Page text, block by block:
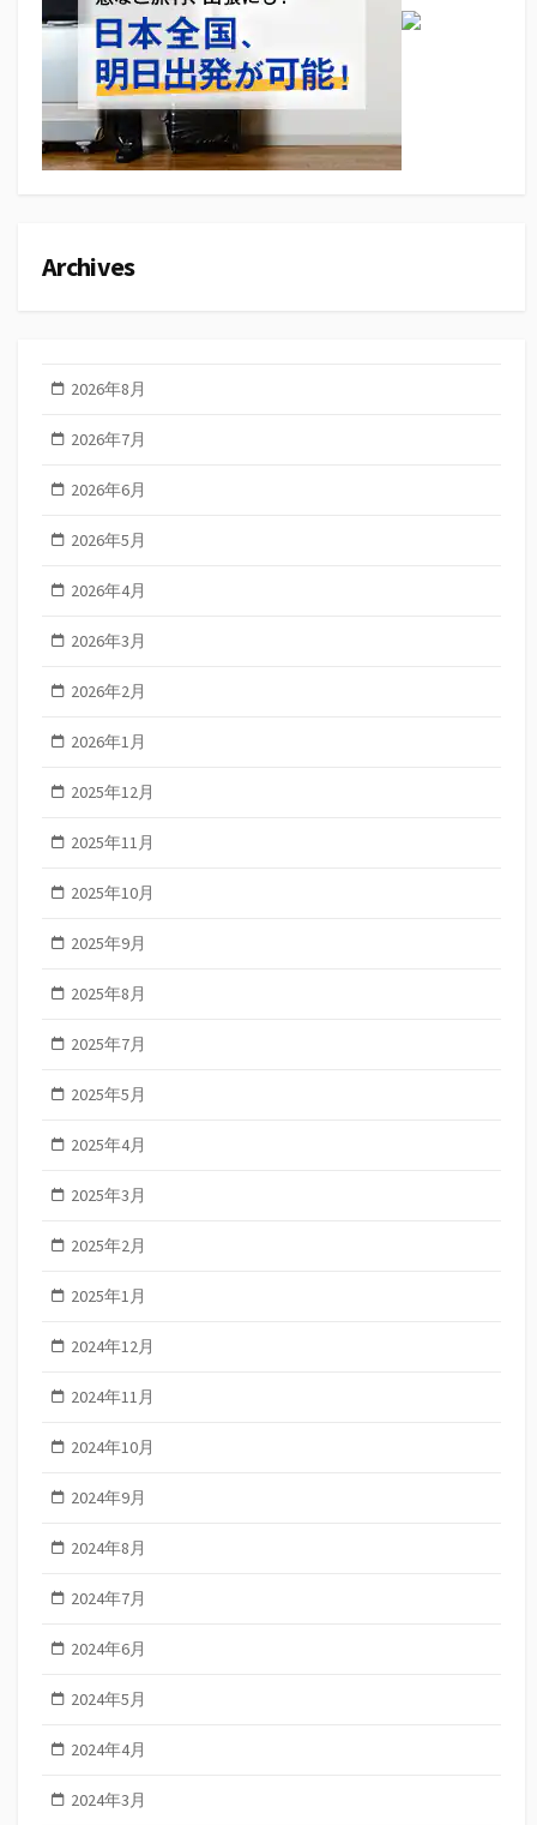
Archives
2026年8月
2026年7月
2026年6月
2026年5月
2026年4月
2026年3月
2026年2月
2026年1月
2025年12月
2025年11月
2025年10月
2025年9月
2025年8月
2025年7月
2025年5月
2025年4月
2025年3月
2025年2月
2025年1月
2024年12月
2024年11月
2024年10月
2024年9月
2024年8月
2024年7月
2024年6月
2024年5月
2024年4月
2024年3月